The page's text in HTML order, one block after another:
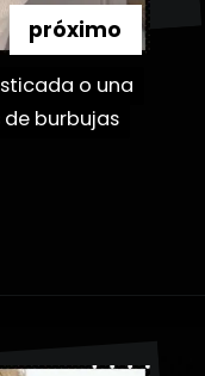
o una
burbujas
o una
burbujas
próximo